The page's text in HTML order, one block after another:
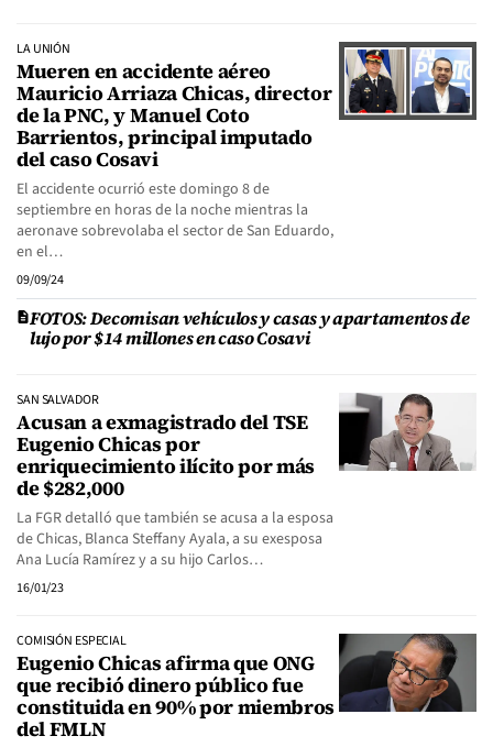
LA UNIÓN
Mueren en accidente aéreo
Mauricio Arriaza Chicas, director
de la PNC, y Manuel Coto
Barrientos, principal imputado
del caso Cosavi
El accidente ocurrió este domingo 8 de
septiembre en horas de la noche mientras la
aeronave sobrevolaba el sector de San Eduardo,
en el…
09/09/24
FOTOS: Decomisan vehículos y casas y apartamentos de
lujo por $14 millones en caso Cosavi
SAN SALVADOR
Acusan a exmagistrado del TSE
Eugenio Chicas por
enriquecimiento ilícito por más
de $282,000
La FGR detalló que también se acusa a la esposa
de Chicas, Blanca Steffany Ayala, a su exesposa
Ana Lucía Ramírez y a su hijo Carlos…
16/01/23
COMISIÓN ESPECIAL
Eugenio Chicas afirma que ONG
que recibió dinero público fue
constituida en 90% por miembros
del FMLN